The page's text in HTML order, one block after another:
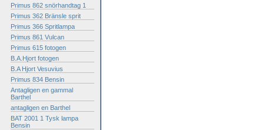
Primus 862 snörhandtag 1
Primus 362 Bränsle sprit
Primus 366 Spritlampa
Primus 861 Vulcan
Primus 615 fotogen
B.A.Hjort fotogen
B.A Hjort Vesuvius
Primus 834 Bensin
Antagligen en gammal
Barthel
antagligen en Barthel
BAT 2001 1 Tysk lampa
Bensin